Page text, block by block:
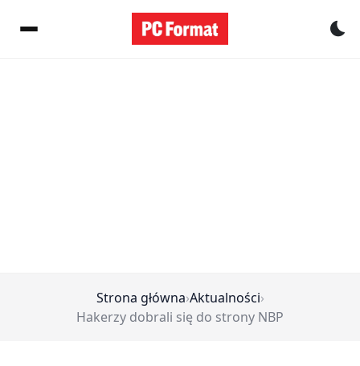
Strona główna›Aktualności›
Hakerzy dobrali się do strony NBP